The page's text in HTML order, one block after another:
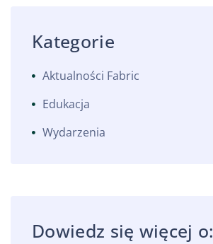
Kategorie
Aktualności Fabric
Edukacja
Wydarzenia
Dowiedz się więcej o: